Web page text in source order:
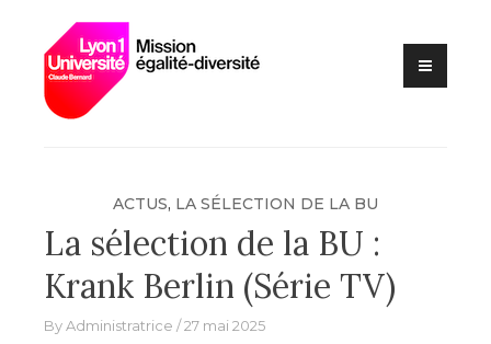
content
Bernard Lyon
1
ACTUS, LA SÉLECTION DE LA BU
La sélection de la BU :
Krank Berlin (Série TV)
ByAdministratrice 27 mai 2025